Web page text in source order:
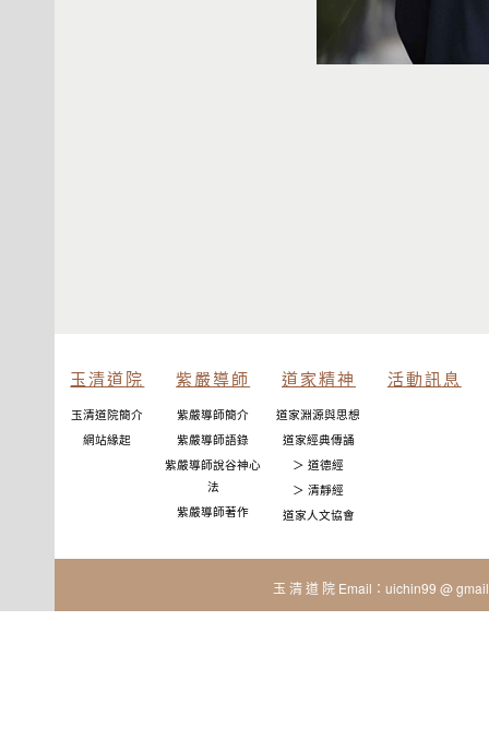
玉清道院
玉清道院簡介
網站緣起
紫嚴導師
紫嚴導師簡介
紫嚴導師語錄
紫嚴導師說谷神心
法
紫嚴導師著作
道家精神
道家淵源與思想
道家經典傳誦
＞ 道德經
＞ 清靜經
道家人文協會
活動訊息
玉 清 道 院 Email：uichin99 @